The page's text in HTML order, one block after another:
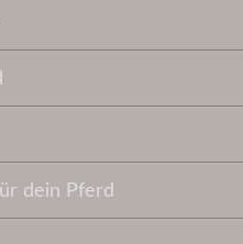
dein Pferd